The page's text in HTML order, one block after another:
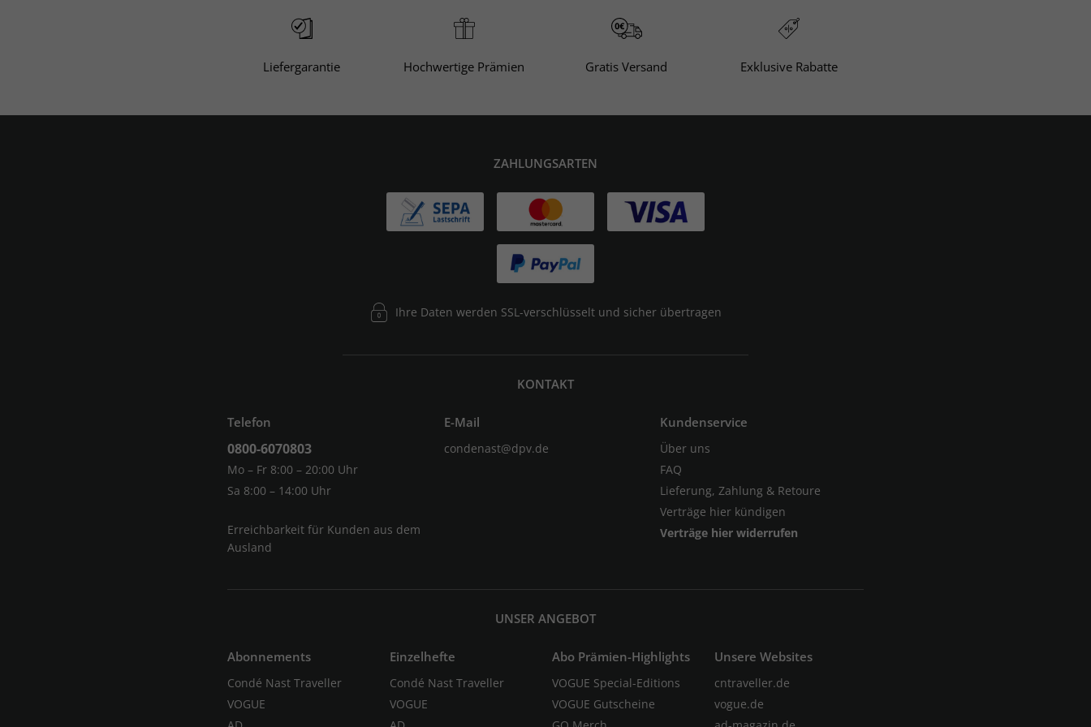
Liefergarantie Hochwertige Prämien Gratis Versand Exklusive Rabatte
ZAHLUNGSARTEN
Ihre Daten werden SSL-verschlüsselt und sicher übertragen
KONTAKT
Telefon
0800-6070803
Mo – Fr 8:00 – 20:00 Uhr
Sa 8:00 – 14:00 Uhr
Erreichbarkeit für Kunden aus dem
Ausland
E-Mail
condenast@dpv.de
Kundenservice
Über uns
FAQ
Lieferung, Zahlung & Retoure
Verträge hier kündigen
Verträge hier widerrufen
UNSER ANGEBOT
Abonnements
Condé Nast Traveller
VOGUE
Einzelhefte
Condé Nast Traveller
VOGUE
Abo Prämien-Highlights
VOGUE Special-Editions
VOGUE Gutscheine
Unsere Websites
cntraveller.de
vogue.de